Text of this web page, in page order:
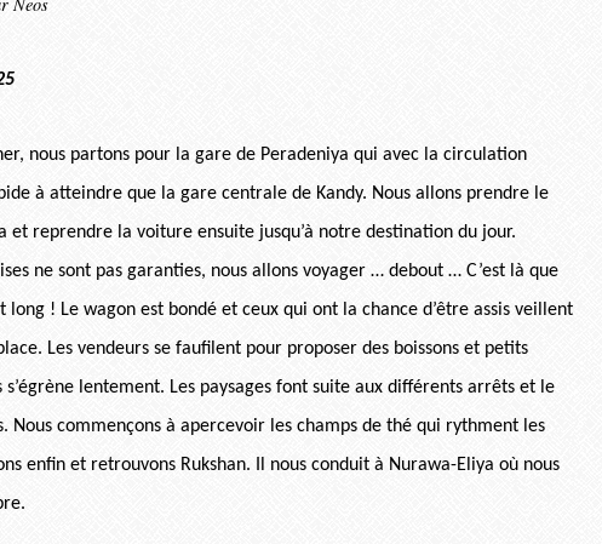
nous partons pour la gare de Peradeniya qui avec la circulation
à atteindre que la gare centrale de Kandy. Nous allons prendre le
et reprendre la voiture ensuite jusqu’à notre destination du jour.
ne sont pas garanties, nous allons voyager … debout … C’est là que
long ! Le wagon est bondé et ceux qui ont la chance d’être assis veillent
Les vendeurs se faufilent pour proposer des boissons et petits
lentement. Les paysages font suite aux différents arrêts et le
Nous commençons à apercevoir les champs de thé qui rythment les
enfin et retrouvons Rukshan. Il nous conduit à Nurawa-Eliya où nous